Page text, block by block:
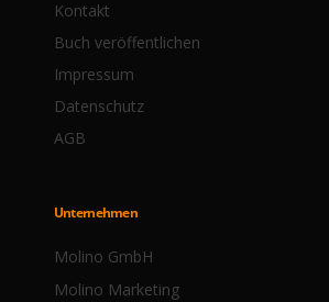
Kontakt
Buch veröffentlichen
Impressum
Datenschutz
AGB
Unternehmen
Molino GmbH
Molino Marketing